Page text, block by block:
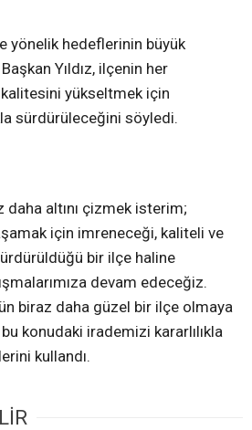
yönelik hedeflerinin büyük
Yıldız, ilçenin her
yükseltmek için
sürdürüleceğini söyledi.
daha altını çizmek isterim;
için imreneceği, kaliteli ve
bir ilçe haline
devam edeceğiz.
biraz daha güzel bir ilçe olmaya
konudaki irademizi kararlılıkla
kullandı.